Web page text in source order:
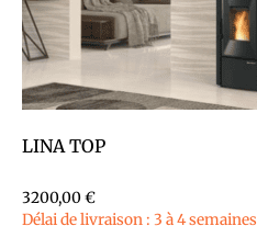
LINA TOP
3200,00€
Délai de livraison : 3 à 4 semaines